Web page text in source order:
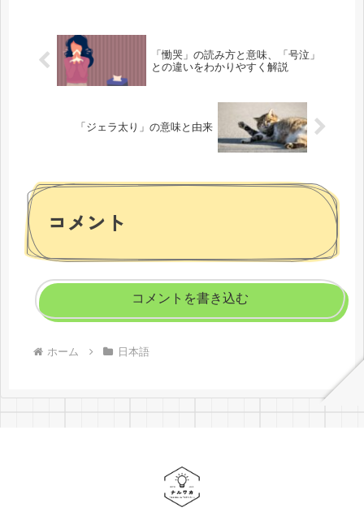
「慟哭」の読み方と意味、「号泣」
との違いをわかりやすく解説
「ジェラ太り」の意味と由来
コメント
コメントを書き込む
ホーム 日本語